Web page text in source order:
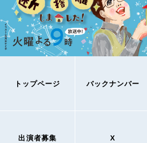
トップページ バックナンバー
出演者募集 X